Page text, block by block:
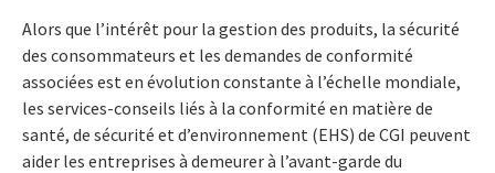
Alors que l’intérêt pour la gestion des produits, la sécurité
des consommateurs et les demandes de conformité
associées est en évolution constante à l’échelle mondiale,
les services-conseils liés à la conformité en matière de
santé, de sécurité et d’environnement (EHS) de CGI peuvent
aider les entreprises à demeurer à l’avant-garde du